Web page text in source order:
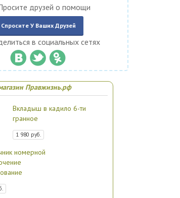
друзей о помощи
Спросите У Ваших Друзей
в социальных сетях
Правжизнь.рф
Вкладыш в кадило 6-ти
гранное
1 980 руб.
номерной